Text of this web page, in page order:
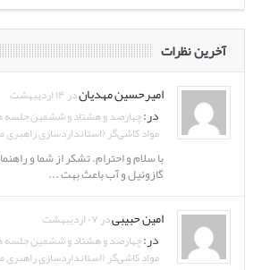
آخرین نظرات
امیرحسین مهدیاندر ۱۴ اردیبهشت
در:چهارصد و هشتاد و ششمین جلسه
مواد کاشی‌گر (استانداردسازی راهبری
با سلام و احترام. تشکر از شما و
گازوئیل و آب باعث بهت ...
امین حبیبیدر ۰۷ اردیبهشت
در:چهارصد و هشتاد و ششمین جلسه
مواد کاشی‌گر (استانداردسازی راهبری